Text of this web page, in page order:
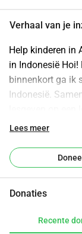
Verhaal van je
Help kinderen in
in Indonesië Hoi!
binnenkort ga ik
Indonesië.
Amurang is naar
schoolspullen,
sommige
ik niet alleen
het Studiefonds
Lees meer
Donaties
Recente